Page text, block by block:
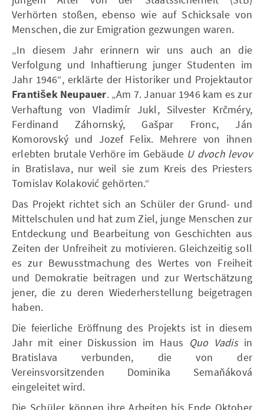
Verhörten stoßen, ebenso wie auf Schicksale von
Menschen, die zur Emigration gezwungen waren.
„In diesem Jahr erinnern wir uns auch an die
Verfolgung und Inhaftierung junger Studenten im
Jahr 1946“, erklärte der Historiker und Projektautor
František Neupauer. „Am 7. Januar 1946 kam es zur
Verhaftung von Vladimír Jukl, Silvester Krčméry,
Ferdinand Záhornský, Gašpar Fronc, Ján
Komorovský und Jozef Felix. Mehrere von ihnen
erlebten brutale Verhöre im Gebäude U dvoch levov
in Bratislava, nur weil sie zum Kreis des Priesters
Tomislav Kolaković gehörten.“
Das Projekt richtet sich an Schüler der Grund- und
Mittelschulen und hat zum Ziel, junge Menschen zur
Entdeckung und Bearbeitung von Geschichten aus
Zeiten der Unfreiheit zu motivieren. Gleichzeitig soll
es zur Bewusstmachung des Wertes von Freiheit
und Demokratie beitragen und zur Wertschätzung
jener, die zu deren Wiederherstellung beigetragen
haben.
Die feierliche Eröffnung des Projekts ist in diesem
Jahr mit einer Diskussion im Haus Quo Vadisin
Bratislava verbunden, die von der
Vereinsvorsitzenden Dominika Semaňáková
eingeleitet wird.
Die Schüler können ihre Arbeiten bis Ende Oktober